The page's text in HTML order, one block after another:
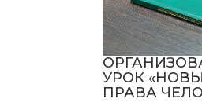
УРОК
ПРАВА